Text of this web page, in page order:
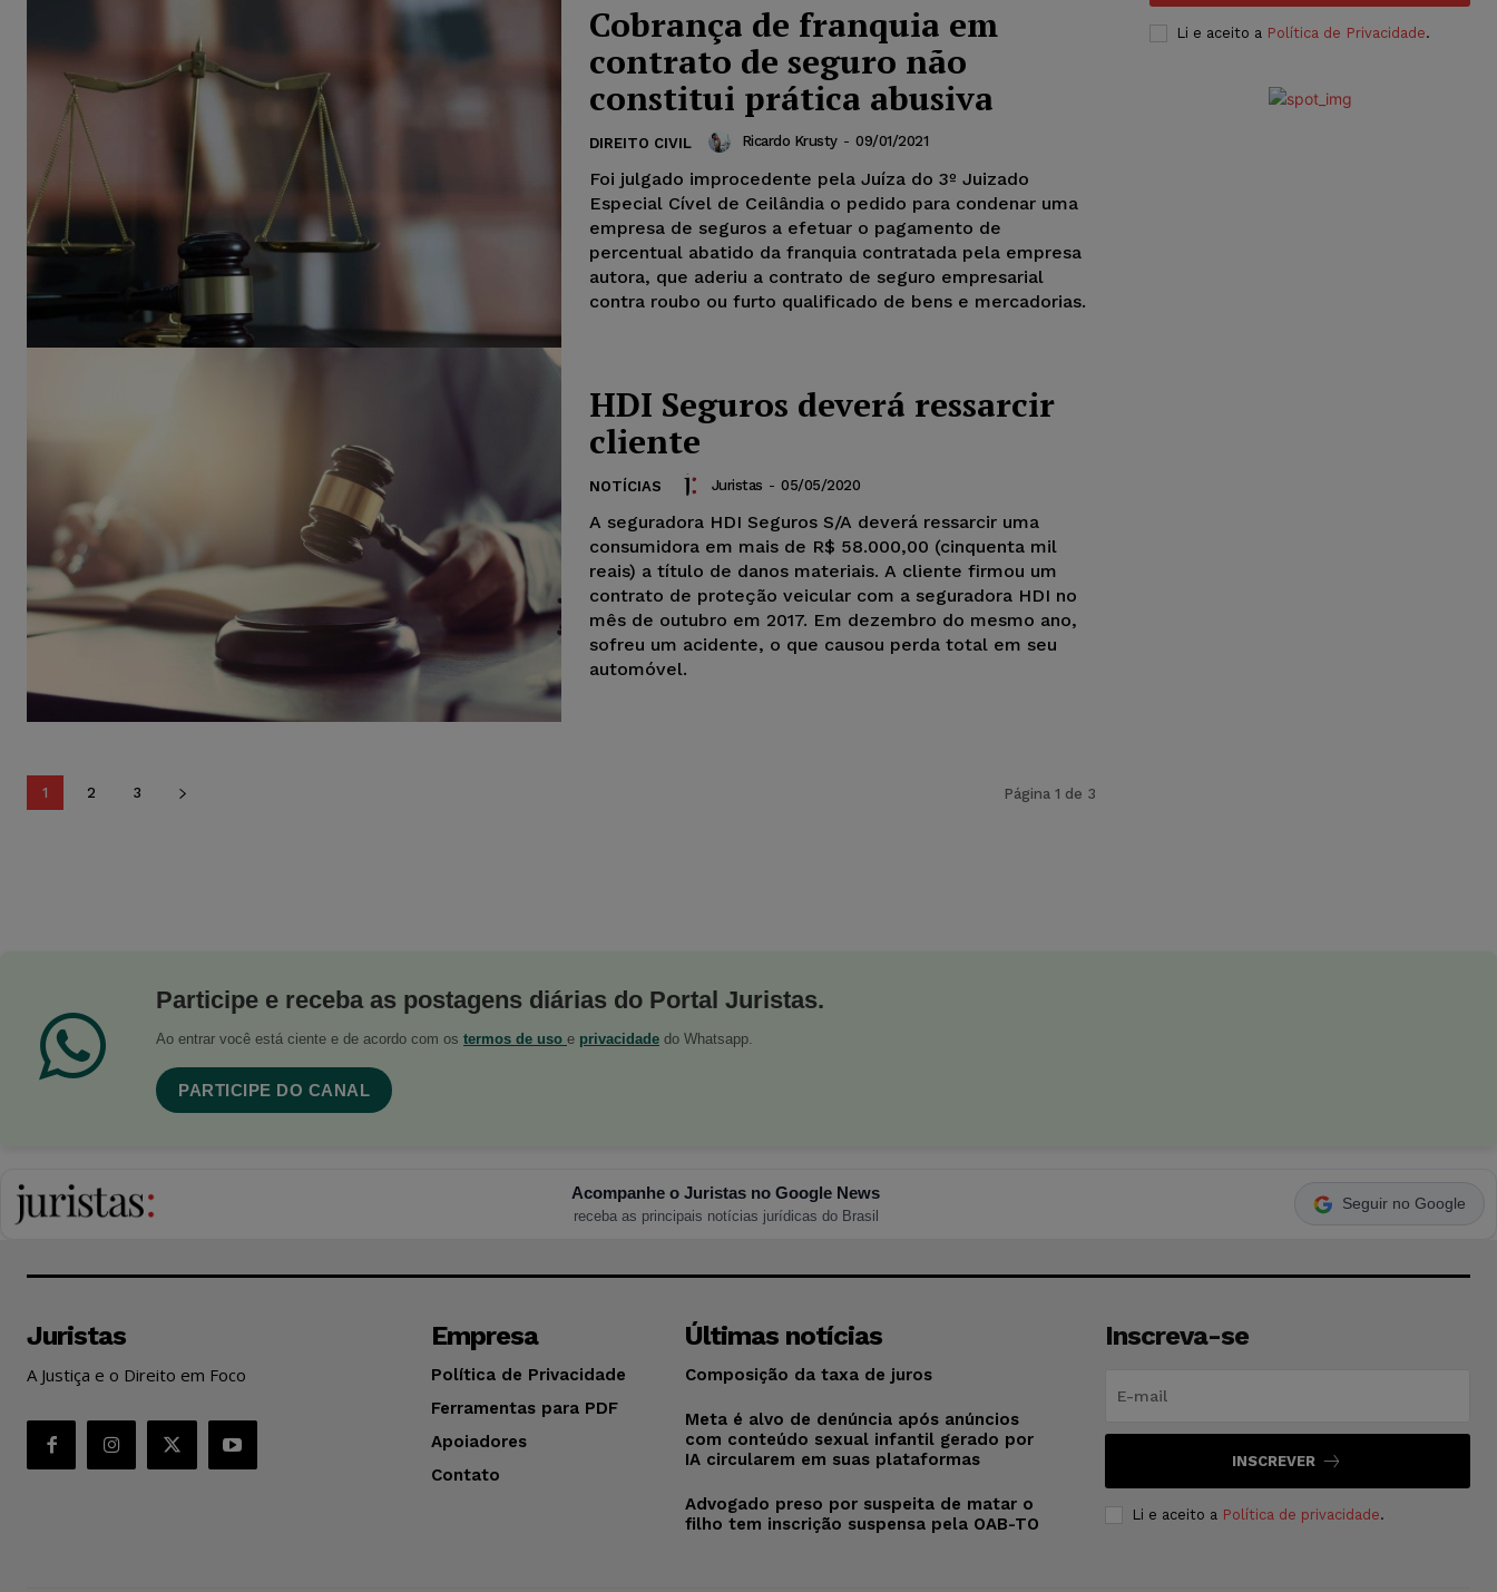
Cobrança de franquia em
contrato de seguro não
constitui prática abusiva
DIREITO CIVIL Ricardo Krusty - 09/01/2021
Foi julgado improcedente pela Juíza do 3º Juizado
Especial Cível de Ceilândia o pedido para condenar uma
empresa de seguros a efetuar o pagamento de
percentual abatido da franquia contratada pela empresa
autora, que aderiu a contrato de seguro empresarial
contra roubo ou furto qualificado de bens e mercadorias.
HDI Seguros deverá ressarcir
cliente
NOTÍCIAS Juristas - 05/05/2020
A seguradora HDI Seguros S/A deverá ressarcir uma
consumidora em mais de R$ 58.000,00 (cinquenta mil
reais) a título de danos materiais. A cliente firmou um
contrato de proteção veicular com a seguradora HDI no
mês de outubro em 2017. Em dezembro do mesmo ano,
sofreu um acidente, o que causou perda total em seu
automóvel.
1 2 3 Página 1 de 3
Li e aceito a Política de Privacidade.
Participe e receba as postagens diárias do Portal Juristas.
Ao entrar você está ciente e de acordo com os termos de uso e privacidade do Whatsapp.
PARTICIPE DO CANAL
Acompanhe o Juristas no Google News
receba as principais notícias jurídicas do Brasil
Seguir no Google
Juristas
A Justiça e o Direito em Foco
Empresa
Política de Privacidade
Ferramentas para PDF
Apoiadores
Contato
Últimas notícias
Composição da taxa de juros
Meta é alvo de denúncia após anúncios
com conteúdo sexual infantil gerado por
IA circularem em suas plataformas
Advogado preso por suspeita de matar o
filho tem inscrição suspensa pela OAB-TO
Inscreva-se
INSCREVER
Li e aceito a Política de privacidade.